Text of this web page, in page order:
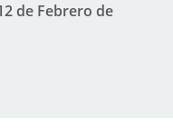
de Febrero de